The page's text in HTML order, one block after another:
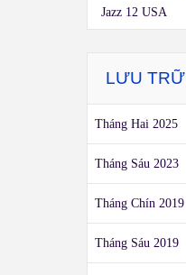
Jazz 12 USA
LƯU TRỮ
Tháng Hai 2025
Tháng Sáu 2023
Tháng Chín 2019
Tháng Sáu 2019